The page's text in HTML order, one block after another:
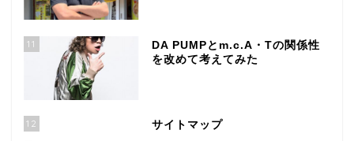
11
DA PUMPとm.c.A・Tの関係性
を改めて考えてみた
12 サイトマップ